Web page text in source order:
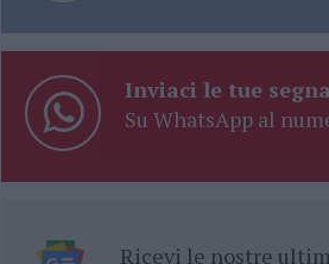
Inviaci le tue
Su WhatsApp al
Ricevi le nostre